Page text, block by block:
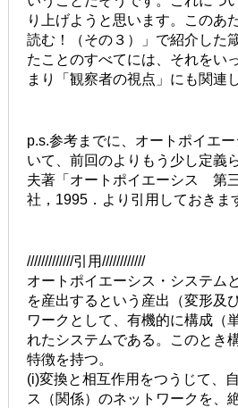
り上げようと思います。このあ
読む！（その３）」で紹介した
たことのすべてには、それをい
まり「観察者の視点」にも関連
p.s.参考までに、オートポイエ
いて、前回のよりもう少し定義
夫著「オートポイエーシス 第
社，1995．より引用しておきま
/////////////引用////////////
オートポイエーシス・システム
を産出するという産出（変形及
ワークとして、有機的に構成（
れたシステムである。このとき
特徴を持つ。
(i)変換と相互作用をつうじて、
ス（関係）のネットワークを、